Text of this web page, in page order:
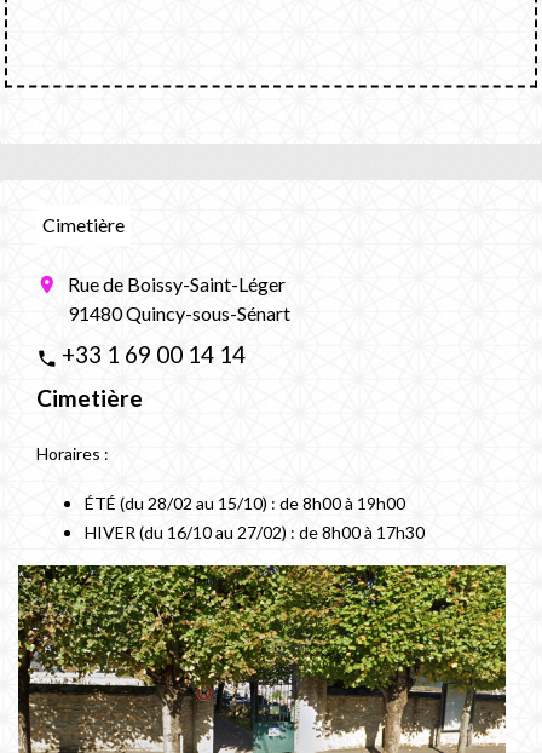
Cimetière
location_on
Rue de Boissy-Saint-Léger
91480 Quincy-sous-Sénart
phone +33 1 69 00 14 14
Cimetière
Horaires :
ÉTÉ (du 28/02 au 15/10) : de 8h00 à 19h00
HIVER (du 16/10 au 27/02) : de 8h00 à 17h30